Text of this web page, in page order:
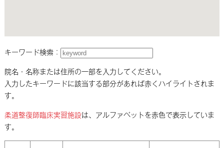
キーワード検索：
院名・名称または住所の一部を入力してください。
入力したキーワードに該当する部分があれば赤くハイライトされま
す。
柔道整復師臨床実習施設は、アルファベットを赤色で表示していま
す。